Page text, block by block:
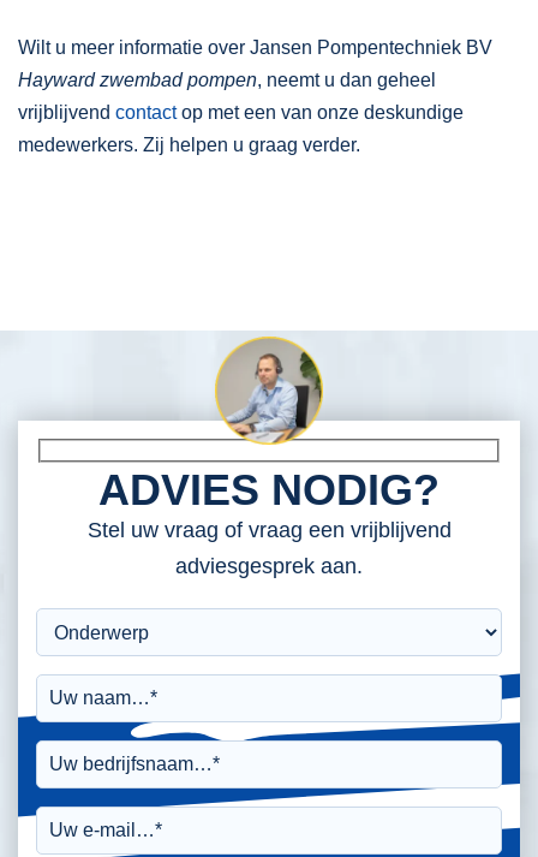
Wilt u meer informatie over Jansen Pompentechniek BV
Hayward zwembad pompen, neemt u dan geheel
vrijblijvend contactop met een van onze deskundige
medewerkers. Zij helpen u graag verder.
ADVIES NODIG?
Stel uw vraag of vraag een vrijblijvend
adviesgesprek aan.